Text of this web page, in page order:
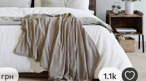
грн 1.1k